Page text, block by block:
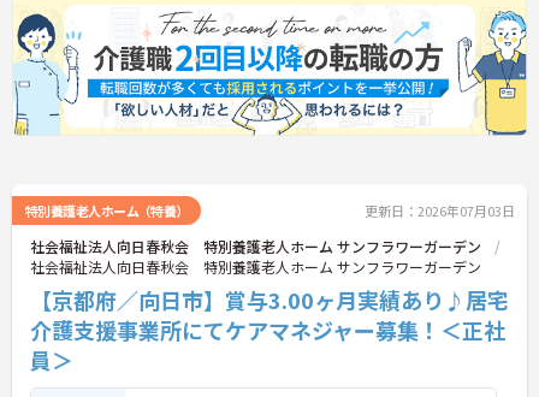
特別養護老人ホーム（特養） 更新日：2026年07月03日
社会福祉法人向日春秋会 特別養護老人ホーム サンフラワーガーデン
社会福祉法人向日春秋会 特別養護老人ホーム サンフラワーガーデン
【京都府／向日市】賞与3.00ヶ月実績あり♪居宅
介護支援事業所にてケアマネジャー募集！＜正社
員＞